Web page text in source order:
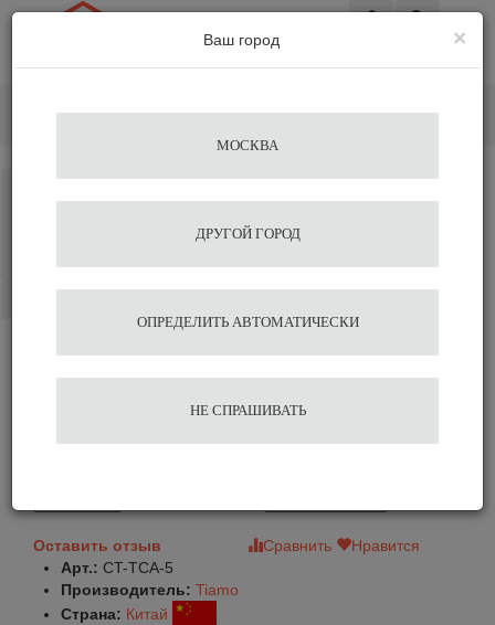
Сифон TCA-5 580 мл
Оставить отзыв Сравнить
Нравится
Арт.: CT-TCA-5
Производитель: Tiamo
Страна: Китай
×
Ваш город
МОСКВА
ДРУГОЙ ГОРОД
ОПРЕДЕЛИТЬ АВТОМАТИЧЕСКИ
НЕ СПРАШИВАТЬ